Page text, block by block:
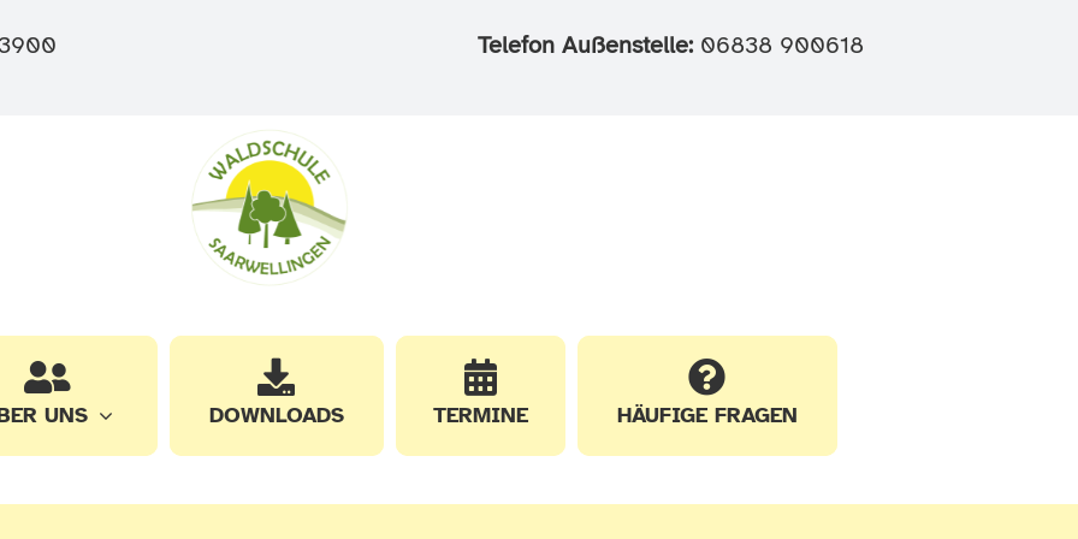
Telefon Außenstelle: 06838 900618
UNS DOWNLOADS TERMINE HÄUFIGE FRAGEN